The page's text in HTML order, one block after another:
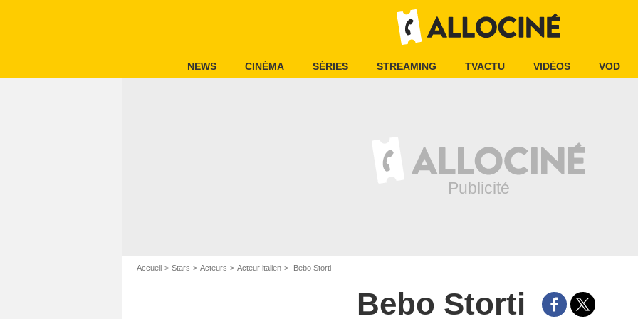
NEWS CINÉMA SÉRIES STREAMING TVACTU VIDÉOS VOD
Accueil Stars Acteurs Acteur italien Bebo Storti
Bebo Storti